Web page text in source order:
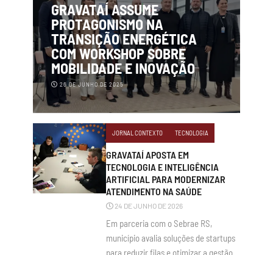
GRAVATAÍ ASSUME
PROTAGONISMO NA
TRANSIÇÃO ENERGÉTICA
COM WORKSHOP SOBRE
MOBILIDADE E INOVAÇÃO
26 DE JUNHO DE 2025
JORNAL CONTEXTO TECNOLOGIA
GRAVATAÍ APOSTA EM
TECNOLOGIA E INTELIGÊNCIA
ARTIFICIAL PARA MODERNIZAR
ATENDIMENTO NA SAÚDE
24 DE JUNHO DE 2026
Em parceria com o Sebrae RS,
município avalia soluções de startups
para reduzir filas e otimizar a gestão